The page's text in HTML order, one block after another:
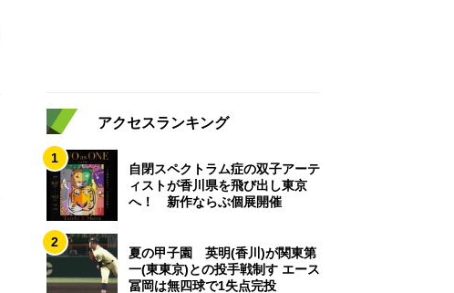
アクセスランキング
1
自閉スペクトラム症の双子アーテ
ィストが香川県を飛び出し東京
へ！ 新作ならぶ個展開催
2
夏の甲子園 英明(香川)が関東第
一(東東京)との投手戦制す エース
冨岡は無四球で1失点完投